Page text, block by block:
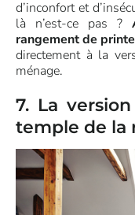
d’inconfort et
là n’est-ce pas ?
rangement de
directement à la
ménage.
7. La
temple de la